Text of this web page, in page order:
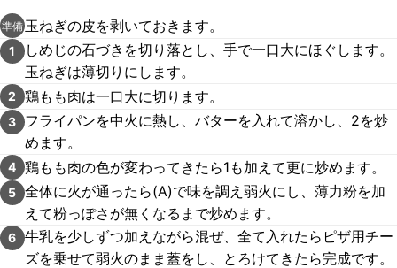
準備 玉ねぎの皮を剥いておきます。
1
しめじの石づきを切り落とし、手で一口大にほぐします。
玉ねぎは薄切りにします。
2 鶏もも肉は一口大に切ります。
3
フライパンを中火に熱し、バターを入れて溶かし、2を炒
めます。
4 鶏もも肉の色が変わってきたら1も加えて更に炒めます。
5 全体に火が通ったら(A)で味を調え弱火にし、薄力粉を加
えて粉っぽさが無くなるまで炒めます。
6 牛乳を少しずつ加えながら混ぜ、全て入れたらピザ用チー
ズを乗せて弱火のまま蓋をし、とろけてきたら完成です。